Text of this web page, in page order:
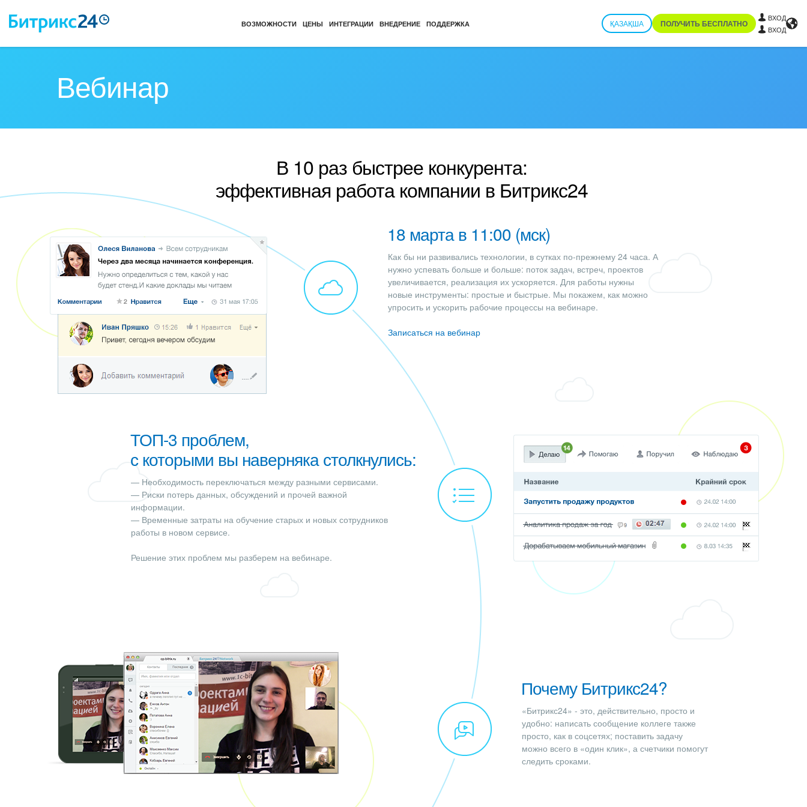
ВОЗМОЖНОСТИ ЦЕНЫ ИНТЕГРАЦИИ ВНЕДРЕНИЕ ПОДДЕРЖКА ҚАЗАҚША ПОЛУЧИТЬ БЕСПЛАТНО
ВХОД
ВХОД
Вебинар
В 10 раз быстрее конкурента:
эффективная работа компании в Битрикс24
18 марта в 11:00 (мск)
Как бы ни развивались технологии, в сутках по-прежнему 24 часа. А
нужно успевать больше и больше: поток задач, встреч, проектов
увеличивается, реализация их ускоряется. Для работы нужны
новые инструменты: простые и быстрые. Мы покажем, как можно
упросить и ускорить рабочие процессы на вебинаре.
Записаться на вебинар
ТОП-3 проблем,
с которыми вы наверняка столкнулись:
— Необходимость переключаться между разными сервисами.
— Риски потерь данных, обсуждений и прочей важной
информации.
— Временные затраты на обучение старых и новых сотрудников
работы в новом сервисе.
Решение этих проблем мы разберем на вебинаре.
Почему Битрикс24?
«Битрикс24» - это, действительно, просто и
удобно: написать сообщение коллеге также
просто, как в соцсетях; поставить задачу
можно всего в «один клик», а счетчики помогут
следить сроками.